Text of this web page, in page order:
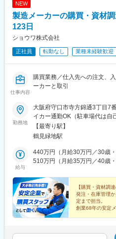
NEW
製造メーカーの購買・資材
123日
ショウワ株式会社
正社員 転勤なし 業種未経験歓迎
仕事内容
購買業務／仕入先への注文、
ーカーと取引
勤務地
大阪府守口市寺方錦通3丁目7
イカー通勤OK（駐車場代は自
煙／屋外喫煙所あり）
【最寄り駅】
鶴見緑地駅
給与
440万円（月給30万円／30歳・
510万円（月給35万円／40歳・
【購買・資材調
発注・在庫管理
定まで担当。
創業68年の安定
◆大阪府守口市（